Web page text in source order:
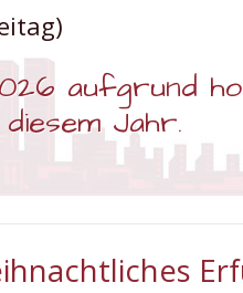
aufgrund
Jahr.